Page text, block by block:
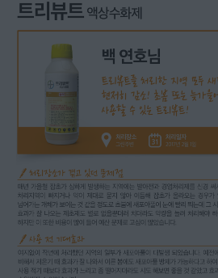
회사소개
고객 문의
뉴스 레터
사이트맵
잔디 이야기